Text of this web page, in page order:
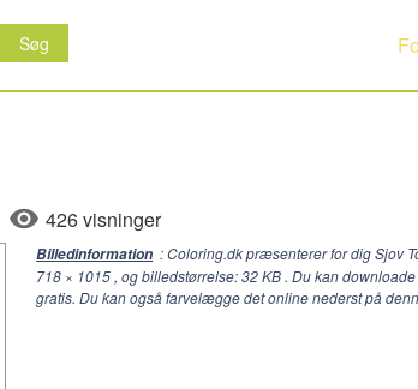
426 visninger
Billedinformation : Coloring.dk præsenterer for dig Sjov
718 × 1015 , og billedstørrelse: 32 KB . Du kan
gratis. Du kan også farvelægge det online nederst på